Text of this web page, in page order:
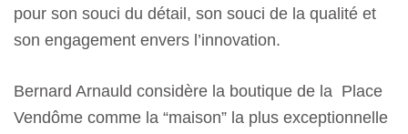
pour son souci du détail, son souci de la qualité et
son engagement envers l’innovation.
Bernard Arnauld considère la boutique de la Place
Vendôme comme la “maison” la plus exceptionnelle